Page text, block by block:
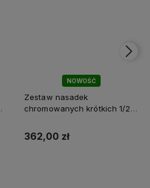
NOWOŚĆ
Zestaw nasadek
chromowanych krótkich 1/2"
362,00 zł